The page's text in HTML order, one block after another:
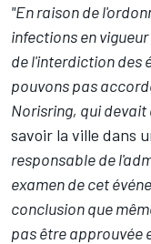
"En raison de
infections en
de l'interdiction des
pouvons pas
Norisring, qui devait
savoir la ville dans
responsable de
examen de cet
conclusion que
pas être approuvée